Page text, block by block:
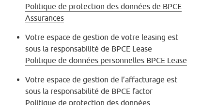
Politique de protection des données de BPCE
Assurances
Votre espace de gestion de votre leasing est
sous la responsabilité de BPCE Lease
Politique de données personnelles BPCE Lease
Votre espace de gestion de l’affacturage est
sous la responsabilité de BPCE factor
Politique de protection des données